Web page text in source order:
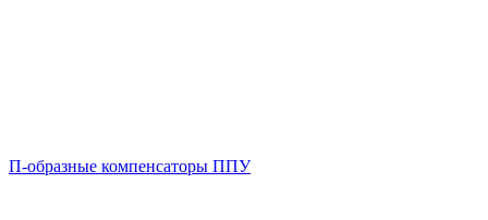
П-образные компенсаторы ППУ